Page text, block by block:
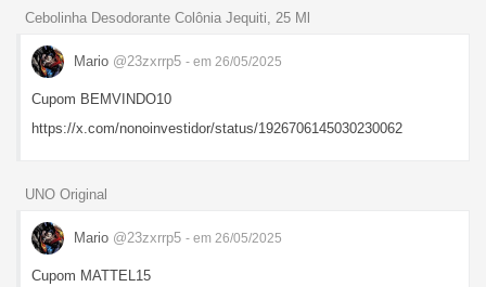
Cebolinha Desodorante Colônia Jequiti, 25 Ml
Mario @23zxrrp5 - em 26/05/2025
Cupom BEMVINDO10
https://x.com/nonoinvestidor/status/1926706145030230062
UNO Original
Mario @23zxrrp5 - em 26/05/2025
Cupom MATTEL15